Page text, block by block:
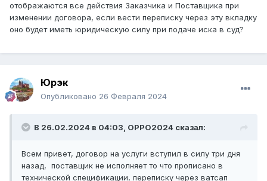
отображаются все действия Заказчика и Поставщика при
изменении договора, если вести переписку через эту вкладку
оно будет иметь юридическую силу при подаче иска в суд?
Юрэк
Опубликовано 26 Февраля 2024
В 26.02.2024 в 04:03, OPPO2024 сказал:
Всем привет, договор на услуги вступил в силу три дня
назад, поставщик не исполняет то что прописано в
технической спецификации, переписку через ватсап